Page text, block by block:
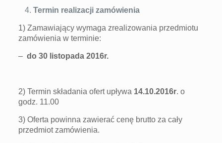
Termin realizacji zamówienia
1) Zamawiający wymaga zrealizowania przedmiotu
zamówienia w terminie:
–do 30 listopada 2016r.
2) Termin składania ofert upływa 14.10.2016r. o
godz. 11.00
3) Oferta powinna zawierać cenę brutto za cały
przedmiot zamówienia.